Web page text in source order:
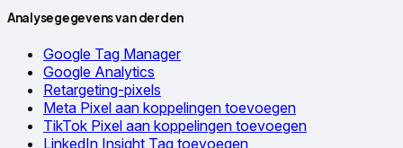
Analysegegevens van derden
Google Tag Manager
Google Analytics
Retargeting-pixels
Meta Pixel aan koppelingen toevoegen
TikTok Pixel aan koppelingen toevoegen
LinkedIn Insight Tag toevoegen